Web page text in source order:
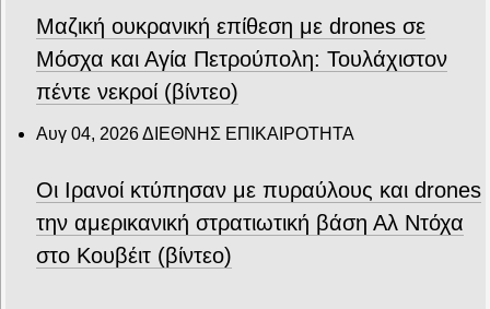
Μαζική ουκρανική επίθεση με drones σε
Μόσχα και Αγία Πετρούπολη: Τουλάχιστον
πέντε νεκροί (βίντεο)
Αυγ 04, 2026ΔΙΕΘΝΗΣ ΕΠΙΚΑΙΡΟΤΗΤΑ
Οι Ιρανοί κτύπησαν με πυραύλους και drones
την αμερικανική στρατιωτική βάση Αλ Ντόχα
στο Κουβέιτ (βίντεο)